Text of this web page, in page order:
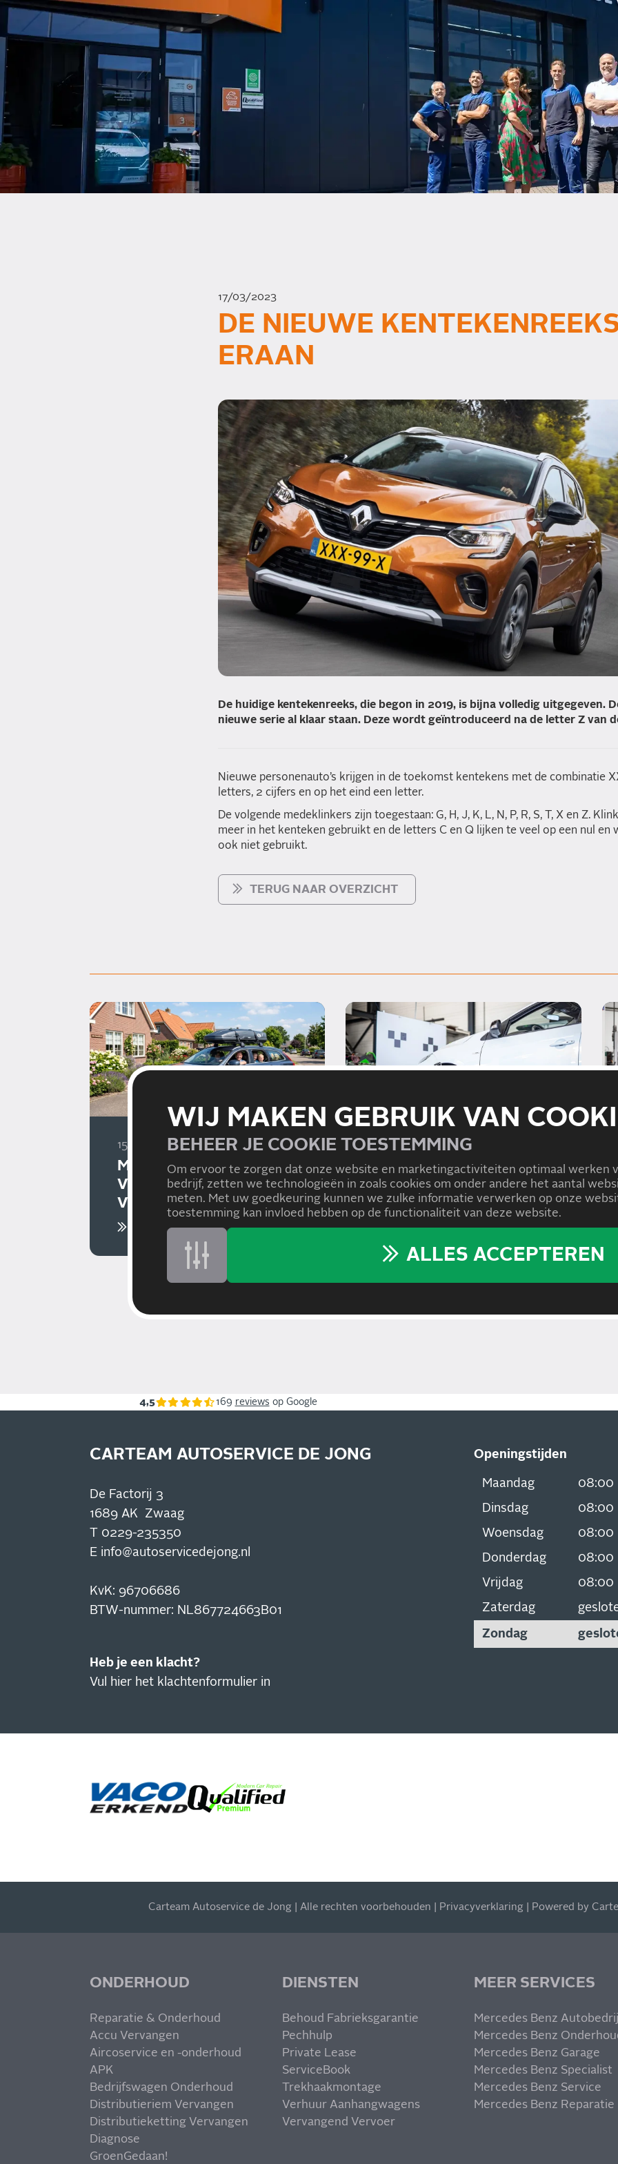
17/03/2023
DE NIEUWE
ERAAN
De huidige kentekenreeks, die begon in 2019, is bijna volledig uitgegeven.
nieuwe serie al klaar staan. Deze wordt geïntroduceerd na de letter Z van
Nieuwe personenauto’s krijgen in de toekomst kentekens met de combinatie
letters, 2 cijfers en op het eind een letter.
De volgende medeklinkers zijn toegestaan: G, H, J, K, L, N, P, R, S, T, X en Z.
meer in het kenteken gebruikt en de letters C en Q lijken te veel op een nul en
ook niet gebruikt.
TERUG NAAR OVERZICHT
15/07/2026
MET DE AUTO OP
VAKANTIE? VOORKOM
VERRASSINGEN!
Lees meer
01/07/2026
WAAROM EEN JUISTE
AFSTELLING VAN
RIJHULPSYSTEMEN
Lees meer
4,5 169 reviews op Google
CARTEAM AUTOSERVICE DE JONG
De Factorij 3
1689 AK Zwaag
T 0229-235350
E info@autoservicedejong.nl
KvK: 96706686
BTW-nummer: NL867724663B01
Heb je een klacht?
Vul hier het klachtenformulier in
Openingstijden
Maandag 08:00
Dinsdag
08:00
Woensdag
08:00
Donderdag
08:00
Vrijdag
08:00
Zaterdag
Zondag
NIEUWSBRIEF
Blijf op de hoogte van al onze
Carteam Autoservice de Jong | Alle rechten voorbehouden | Privacyverklaring | Powered by
ONDERHOUD
Reparatie & Onderhoud
Accu Vervangen
Aircoservice en -onderhoud
APK
Bedrijfswagen Onderhoud
Distributieriem Vervangen
Distributieketting Vervangen
Diagnose
GroenGedaan!
DIENSTEN
Behoud Fabrieksgarantie
Pechhulp
Private Lease
ServiceBook
Trekhaakmontage
Verhuur Aanhangwagens
Vervangend Vervoer
MEER SERVICES
Mercedes Benz
Mercedes Benz
Mercedes Benz Garage
Mercedes Benz Specialist
Mercedes Benz Service
Mercedes Benz Reparatie
WIJ MAKEN GEBRUIK VAN
BEHEER JE COOKIE TOESTEMMING
Om ervoor te zorgen dat onze website en marketingactiviteiten optimaal werken
bedrijf, zetten we technologieën in zoals cookies om onder andere het aantal
meten. Met uw goedkeuring kunnen we zulke informatie verwerken op onze
toestemming kan invloed hebben op de functionaliteit van deze website.
ALLES ACCEPTEREN